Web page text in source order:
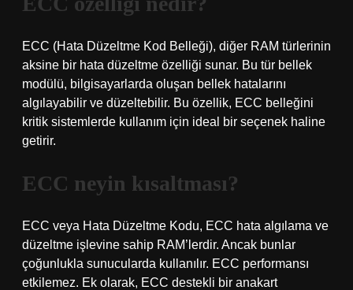
ECC (Hata Düzeltme Kod Belleği), diğer RAM türlerinin
aksine bir hata düzeltme özelliği sunar. Bu tür bellek
modülü, bilgisayarlarda oluşan bellek hatalarını
algılayabilir ve düzeltebilir. Bu özellik, ECC belleğini
kritik sistemlerde kullanım için ideal bir seçenek haline
getirir.
ECC neyin kısaltması?
ECC veya Hata Düzeltme Kodu, ECC hata algılama ve
düzeltme işlevine sahip RAM’lerdir. Ancak bunlar
çoğunlukla sunucularda kullanılır. ECC performansı
etkilemez. Ek olarak, ECC destekli bir anakart